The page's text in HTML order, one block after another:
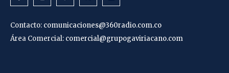
Contacto: comunicaciones@360radio.com.co
Área Comercial: comercial@grupogaviriacano.com